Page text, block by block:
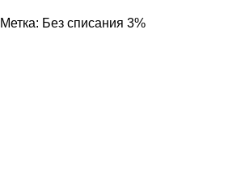
Метка: Без списания 3%